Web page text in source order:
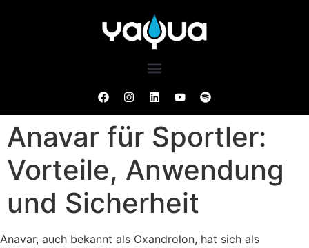
Anavar für Sportler:
Vorteile, Anwendung
und Sicherheit
Anavar, auch bekannt als Oxandrolon, hat sich als